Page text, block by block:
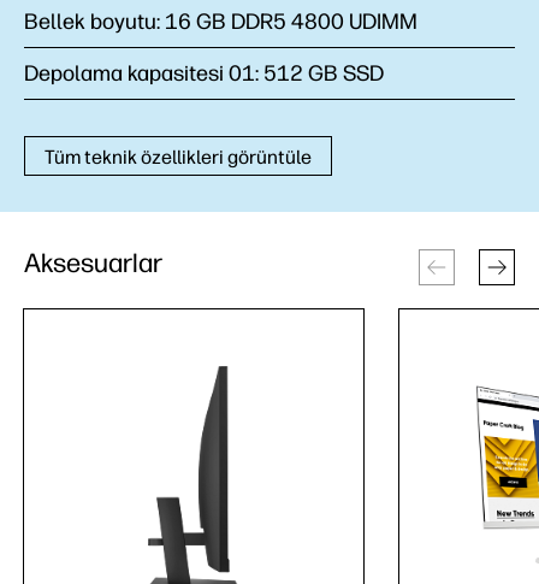
Bellek boyutu: 16 GB DDR5 4800 UDIMM
Depolama kapasitesi 01: 512 GB SSD
Tüm teknik özellikleri görüntüle
Aksesuarlar